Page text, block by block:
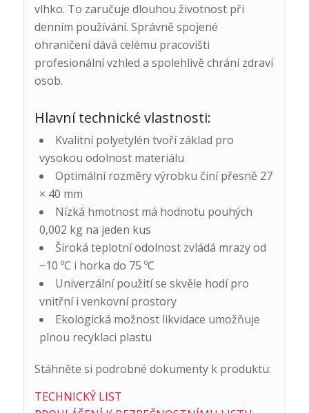
vlhko. To zaručuje dlouhou životnost při
denním používání. Správně spojené
ohraničení dává celému pracovišti
profesionální vzhled a spolehlivě chrání zdraví
osob.
Hlavní technické vlastnosti:
Kvalitní polyetylén tvoří základ pro
vysokou odolnost materiálu
Optimální rozměry výrobku činí přesně 27
× 40 mm
Nízká hmotnost má hodnotu pouhých
0,002 kg na jeden kus
Široká teplotní odolnost zvládá mrazy od
−10 ºC i horka do 75 ºC
Univerzální použití se skvěle hodí pro
vnitřní i venkovní prostory
Ekologická možnost likvidace umožňuje
plnou recyklaci plastu
Stáhněte si podrobné dokumenty k produktu:
TECHNICKÝ LIST